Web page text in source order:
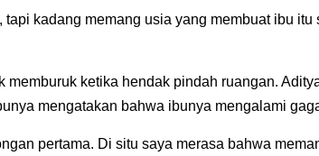
kadang memang usia yang membuat ibu itu
memburuk ketika hendak pindah ruangan.
mengatakan bahwa ibunya mengalami
pertama. Di situ saya merasa bahwa